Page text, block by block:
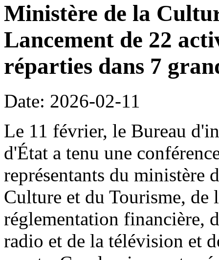
Ministère de la
Lancement de 22
réparties dans 7
Date: 2026-02-11
Le 11 février, le Bureau
d'État a tenu une
représentants du ministère
Culture et du Tourisme, de
réglementation financière,
radio et de la télévision et